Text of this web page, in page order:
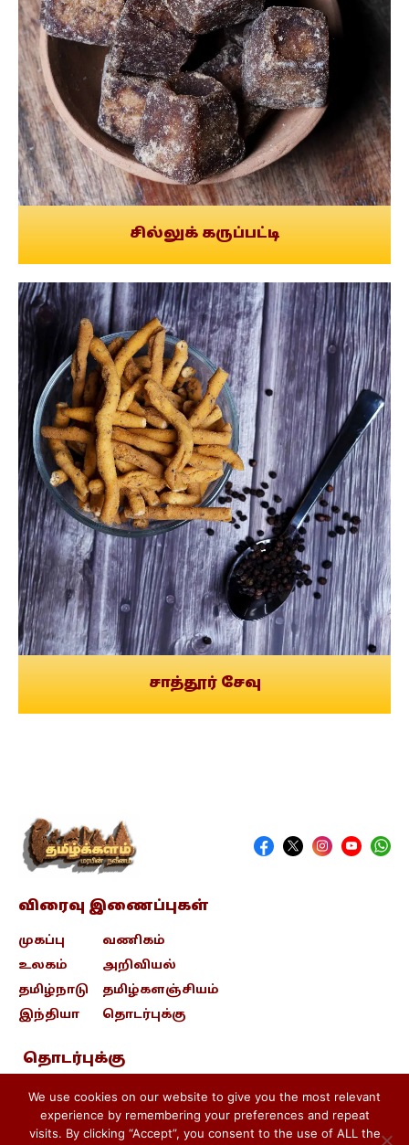
சில்லுக் கருப்பட்டி
சாத்தூர் சேவு
விரைவு இணைப்புகள்
முகப்பு
உலகம்
தமிழ்நாடு
இந்தியா
வணிகம்
அறிவியல்
தமிழ்களஞ்சியம்
தொடர்புக்கு
தொடர்புக்கு
contact@tamizhkalam.com
We use cookies on our website to give you the most relevant
experience by remembering your preferences and repeat
visits. By clicking “Accept”, you consent to the use of ALL the